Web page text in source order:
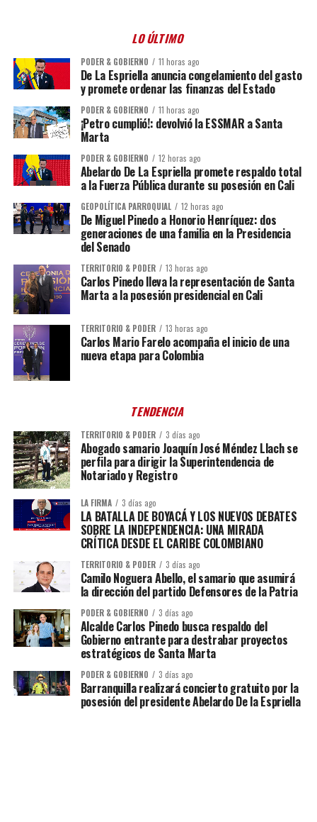
LO ÚLTIMO
PODER & GOBIERNO 11 horas ago
De La Espriella anuncia congelamiento del gasto
y promete ordenar las finanzas del Estado
PODER & GOBIERNO 11 horas ago
¡Petro cumplió!: devolvió la ESSMAR a Santa
Marta
PODER & GOBIERNO 12 horas ago
Abelardo De La Espriella promete respaldo total
a la Fuerza Pública durante su posesión en Cali
GEOPOLÍTICA PARROQUIAL 12 horas ago
De Miguel Pinedo a Honorio Henríquez: dos
generaciones de una familia en la Presidencia
del Senado
TERRITORIO & PODER 13 horas ago
Carlos Pinedo lleva la representación de Santa
Marta a la posesión presidencial en Cali
TERRITORIO & PODER 13 horas ago
Carlos Mario Farelo acompaña el inicio de una
nueva etapa para Colombia
TENDENCIA
TERRITORIO & PODER 3 días ago
Abogado samario Joaquín José Méndez Llach se
perfila para dirigir la Superintendencia de
Notariado y Registro
LA FIRMA 3 días ago
LA BATALLA DE BOYACÁ Y LOS NUEVOS DEBATES
SOBRE LA INDEPENDENCIA: UNA MIRADA
CRÍTICA DESDE EL CARIBE COLOMBIANO
TERRITORIO & PODER 3 días ago
Camilo Noguera Abello, el samario que asumirá
la dirección del partido Defensores de la Patria
PODER & GOBIERNO 3 días ago
Alcalde Carlos Pinedo busca respaldo del
Gobierno entrante para destrabar proyectos
estratégicos de Santa Marta
PODER & GOBIERNO 3 días ago
Barranquilla realizará concierto gratuito por la
posesión del presidente Abelardo De la Espriella